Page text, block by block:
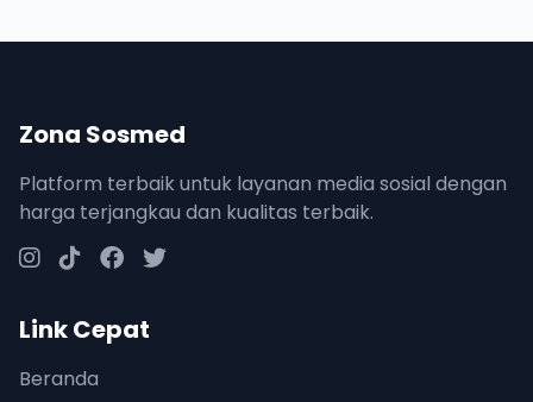
Zona Sosmed
Platform terbaik untuk layanan media sosial dengan
harga terjangkau dan kualitas terbaik.
Link Cepat
Beranda